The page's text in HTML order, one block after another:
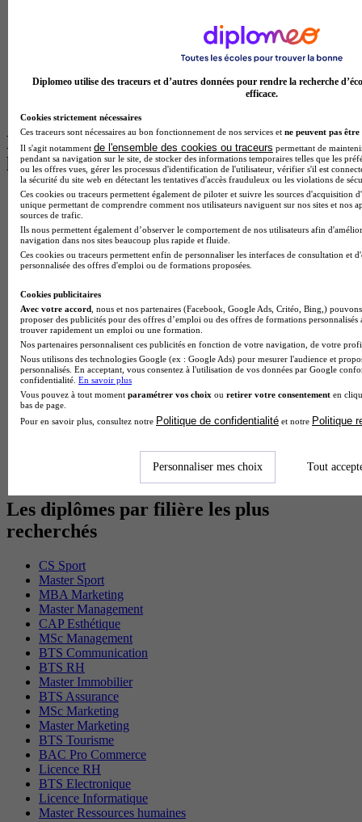
BTS Communication à Bordeaux
Master Psychologie à Angers
Les intitulés de diplôme par alternance
les plus recherchés
BTS Esf en alternance
BTS Dietetique en alternance
BTS Mco en alternance
BTS Pi en alternance
BTS Sp3s en alternance
Master CCA en alternance
BTS Sam en alternance
Cap Fleuriste en alternance
BTS Sio en alternance
MSc Marketing Digital en alternance
BTS Gpme en alternance
Cap Electricien en alternance
BTS Gpn en alternance
BTS Domotique en alternance
BAC Pro Agora en alternance
BTS Tpl en alternance
Les diplômes par filière les plus
recherchés
CS Sport
Master Sport
MBA Marketing
Master Management
CAP Esthétique
MSc Management
BTS Communication
BTS RH
Master Immobilier
BTS Assurance
MSc Marketing
Master Marketing
BTS Tourisme
BAC Pro Commerce
Licence RH
BTS Electronique
Licence Informatique
Master Ressources humaines
Diplomeo utilise des traceurs et d’autres données pour rendre la recherche
efficace.
Cookies strictement nécessaires
Ces traceurs sont nécessaires au bon fonctionnement de nos services et ne peuvent pas être
Il s'agit notamment de l'ensemble des cookies ou traceurs permettant de
pendant sa navigation sur le site, de stocker des informations temporaires telles que les
ou les offres vues, gérer les processus d'identification de l'utilisateur, vérifier s'il est
la sécurité du site web en détectant les tentatives d'accès frauduleux ou les violations de
Ces cookies ou traceurs permettent également de piloter et suivre les sources d'acquisition
unique permettant de comprendre comment nos utilisateurs naviguent sur nos sites et nos
sources de trafic.
Ils nous permettent également d’observer le comportement de nos utilisateurs afin
navigation dans nos sites beaucoup plus rapide et fluide.
Ces cookies ou traceurs permettent enfin de personnaliser les interfaces de consultation et
personnalisée des offres d'emploi ou de formations proposées.
Cookies publicitaires
Avec votre accord , nous et nos partenaires (Facebook, Google Ads, Critéo, Bing,)
proposer des publicités pour des offres d’emploi ou des offres de formations
trouver rapidement un emploi ou une formation.
Nos partenaires personnalisent ces publicités en fonction de votre navigation, de votre
Nous utilisons des technologies Google (ex : Google Ads) pour mesurer l'audience et
personnalisés. En acceptant, vous consentez à l'utilisation de vos données par Google
confidentialité. En savoir plus
Vous pouvez à tout moment paramétrer vos choix ou retirer votre consentement en
bas de page.
Pour en savoir plus, consultez notre Politique de confidentialité et notre Politique
Personnaliser mes choix Tout